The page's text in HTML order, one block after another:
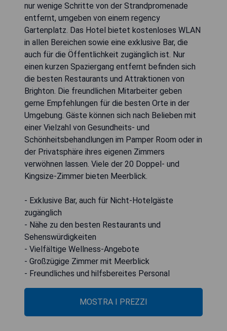
nur wenige Schritte von der Strandpromenade
entfernt, umgeben von einem regency
Gartenplatz. Das Hotel bietet kostenloses WLAN
in allen Bereichen sowie eine exklusive Bar, die
auch für die Öffentlichkeit zugänglich ist. Nur
einen kurzen Spaziergang entfernt befinden sich
die besten Restaurants und Attraktionen von
Brighton. Die freundlichen Mitarbeiter geben
gerne Empfehlungen für die besten Orte in der
Umgebung. Gäste können sich nach Belieben mit
einer Vielzahl von Gesundheits- und
Schönheitsbehandlungen im Pamper Room oder in
der Privatsphäre ihres eigenen Zimmers
verwöhnen lassen. Viele der 20 Doppel- und
Kingsize-Zimmer bieten Meerblick.
- Exklusive Bar, auch für Nicht-Hotelgäste
zugänglich
- Nähe zu den besten Restaurants und
Sehenswürdigkeiten
- Vielfältige Wellness-Angebote
- Großzügige Zimmer mit Meerblick
- Freundliches und hilfsbereites Personal
MOSTRA I PREZZI